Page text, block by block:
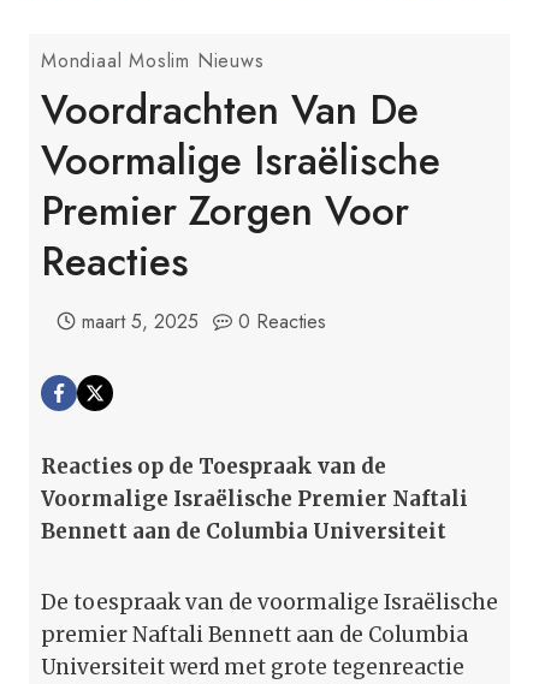
Mondiaal Moslim Nieuws
Voordrachten Van De
Voormalige Israëlische
Premier Zorgen Voor
Reacties
maart 5, 2025 0 Reacties
Reacties op de Toespraak van de
Voormalige Israëlische Premier Naftali
Bennett aan de Columbia Universiteit
De toespraak van de voormalige Israëlische
premier Naftali Bennett aan de Columbia
Universiteit werd met grote tegenreactie